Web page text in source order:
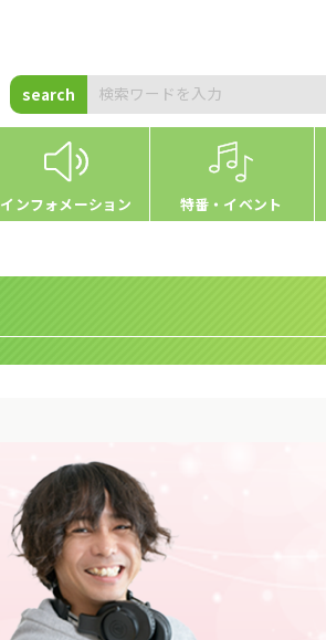
search
インフォメーション 特番・イベント